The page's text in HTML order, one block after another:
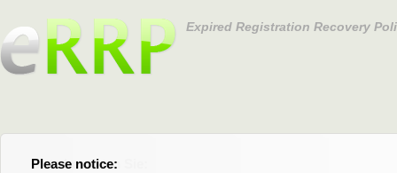
Expired Registration Recovery
Please notice:
Bitte beachten Sie: